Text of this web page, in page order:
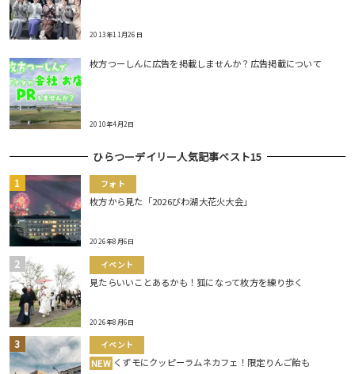
2013年11月26日
枚方つーしんに広告を掲載しませんか？広告掲載について
2010年4月2日
ひらつーデイリー人気記事ベスト15
フォト
枚方から見た「2026びわ湖大花火大会」
2026年8月6日
イベント
見たらいいことあるかも！狐になって枚方を練り歩く
2026年8月6日
イベント
NEW くずモにクッピーラムネカフェ！限定りんご飴も